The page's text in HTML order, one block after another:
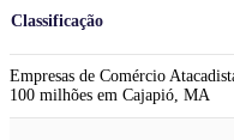
Classificação
Empresas de Comércio
100 milhões em Cajapió, MA